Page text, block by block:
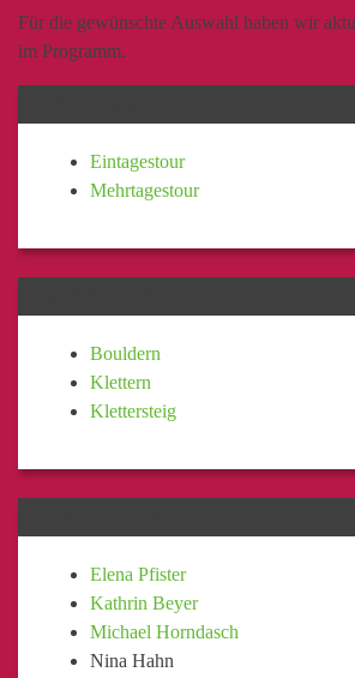
Für die gewünschte Auswahl haben wir
im Programm.
Eintagestour
Mehrtagestour
Bouldern
Klettern
Klettersteig
Elena Pfister
Kathrin Beyer
Michael Horndasch
Nina Hahn